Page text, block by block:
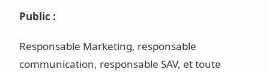
Public :
Responsable Marketing, responsable
communication, responsable SAV, et toute